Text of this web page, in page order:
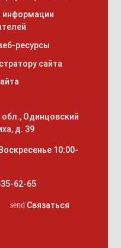
информации
ресурсы
сайта
Одинцовский
д. 39
10:00-
62-65
send Связаться